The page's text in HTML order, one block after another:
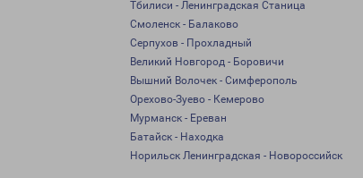
Тбилиси - Ленинградская Станица
Смоленск - Балаково
Серпухов - Прохладный
Великий Новгород - Боровичи
Вышний Волочек - Симферополь
Орехово-Зуево - Кемерово
Мурманск - Ереван
Батайск - Находка
Норильск Ленинградская - Новороссийск